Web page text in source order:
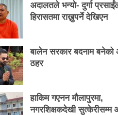
अदालतले भन्यो- दुर्गा
हिरासतमा राख्नुपर्ने देखिएन
बालेन सरकार बदनाम
ठहर
हाकिम गएनन मौलापुरमा,
नगरशिक्षकदेखी सुत्केरीसम्म